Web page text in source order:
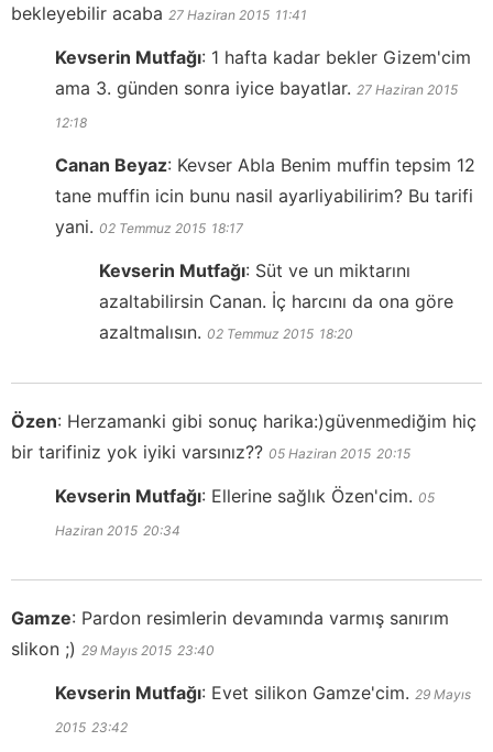
bekleyebilir acaba 27 Haziran 2015 11:41
Kevserin Mutfağı: 1 hafta kadar bekler Gizem'cim
ama 3. günden sonra iyice bayatlar. 27 Haziran 2015
12:18
Canan Beyaz: Kevser Abla Benim muffin tepsim 12
tane muffin icin bunu nasil ayarliyabilirim? Bu tarifi
yani. 02 Temmuz 2015 18:17
Kevserin Mutfağı: Süt ve un miktarını
azaltabilirsin Canan. İç harcını da ona göre
azaltmalısın. 02 Temmuz 2015 18:20
Özen: Herzamanki gibi sonuç harika:)güvenmediğim hiç
bir tarifiniz yok iyiki varsınız?? 05 Haziran 2015 20:15
Kevserin Mutfağı: Ellerine sağlık Özen'cim. 05
Haziran 2015 20:34
Gamze: Pardon resimlerin devamında varmış sanırım
slikon ;) 29 Mayıs 2015 23:40
Kevserin Mutfağı: Evet silikon Gamze'cim. 29 Mayıs
2015 23:42